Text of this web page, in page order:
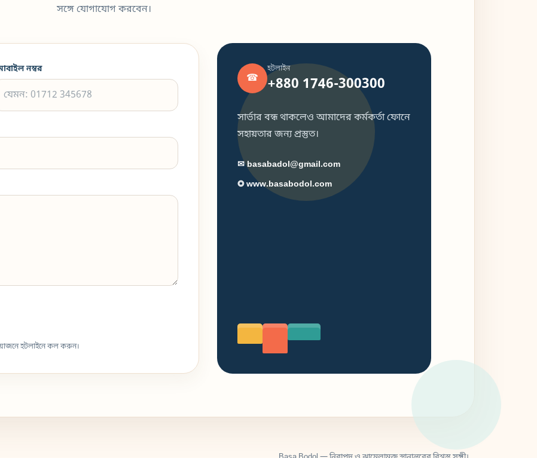
সঙ্গে যোগাযোগ করবেন।
নম্বর
হটলাইনে কল করুন।
☎
হটলাইন
+880 1746-300300
সার্ভার বন্ধ থাকলেও আমাদের কর্মকর্তা ফোনে
সহায়তার জন্য প্রস্তুত।
✉ basabadol@gmail.com
◎ www.basabodol.com